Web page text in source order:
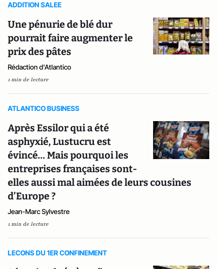
ADDITION SALEE
Une pénurie de blé dur
pourrait faire augmenter le
prix des pâtes
Rédaction d'Atlantico
1 min de lecture
ATLANTICO BUSINESS
Après Essilor qui a été
asphyxié, Lustucru est
évincé… Mais pourquoi les
entreprises françaises sont-
elles aussi mal aimées de leurs cousines
d’Europe ?
Jean-Marc Sylvestre
1 min de lecture
LECONS DU 1ER CONFINEMENT